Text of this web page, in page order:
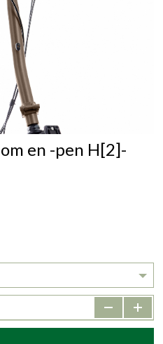
en -pen H[2]-
- +